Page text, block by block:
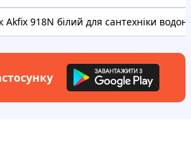
Akfix 918N білий для сантехніки